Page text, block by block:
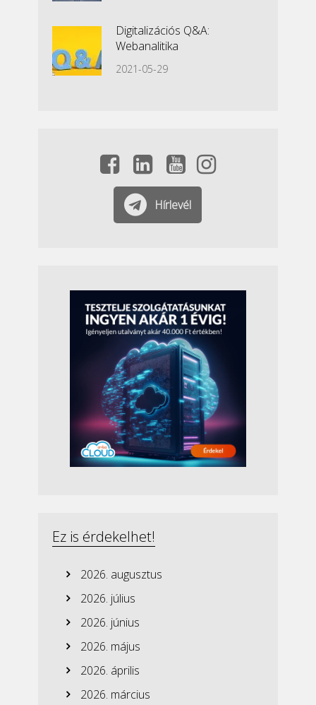
Digitalizációs Q&A:
Webanalitika
2021-05-29
Hírlevél
Ez is érdekelhet!
2026. augusztus
2026. július
2026. június
2026. május
2026. április
2026. március